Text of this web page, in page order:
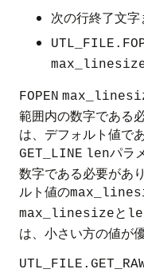
次の行終了文
FOPEN
範囲内の数字である
は、デフォルト値で
GET_LINE lenパラ
数字である必要があ
ルト値の
max_linesizeと
は、小さい方の値が